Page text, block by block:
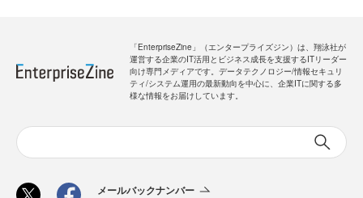
「EnterpriseZine」（エンタープライズジン）は、翔泳社が
運営する企業のIT活用とビジネス成長を支援するITリーダー
向け専門メディアです。データテクノロジー/情報セキュリ
ティ/システム運用の最新動向を中心に、企業ITに関する多
様な情報をお届けしています。
メールバックナンバー